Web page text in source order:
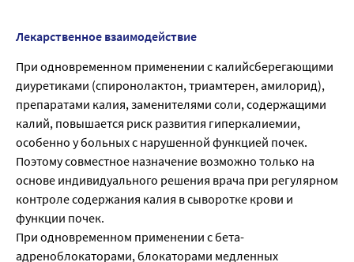
Лекарственное взаимодействие
При одновременном применении с калийсберегающими
диуретиками (спиронолактон, триамтерен, амилорид),
препаратами калия, заменителями соли, содержащими
калий, повышается риск развития гиперкалиемии,
особенно у больных с нарушенной функцией почек.
Поэтому совместное назначение возможно только на
основе индивидуального решения врача при регулярном
контроле содержания калия в сыворотке крови и
функции почек.
При одновременном применении с бета-
адреноблокаторами, блокаторами медленных